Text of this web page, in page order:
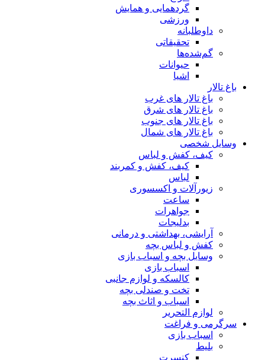
گردهمایی و همایش
ورزشی
داوطلبانه
تحقیقاتی
گم‌شده‌ها
حیوانات
اشیا
باغ تالار
باغ تالار های غرب
باغ تالار های شرق
باغ تالار های جنوب
باغ تالار های شمال
وسایل شخصی
کیف، کفش و لباس
کیف، کفش و کمربند
لباس
زیورآلات و اکسسوری
ساعت
جواهرات
بدلیجات
آرایشی، بهداشتی و درمانی
کفش و لباس بچه
وسایل بچه و اسباب بازی
اسباب بازی
کالسکه و لوازم جانبی
تخت و صندلی بچه
اسباب و اثاث بچه
لوازم التحریر
سرگرمی و فراغت
اسباب‌ بازی
بلیط
کنسرت